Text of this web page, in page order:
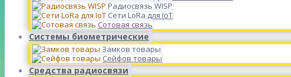
Радиосвязь WISP
Сети LoRa для IoT
Сотовая связь
Системы биометрические
Замков товары
Сейфов товары
Средства радиосвязи